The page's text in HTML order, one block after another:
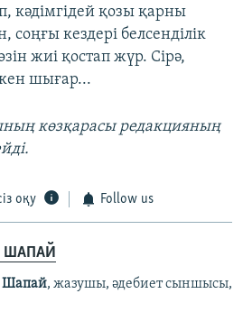
кәдімгідей қозы қарны
кездері белсенділік
жиі қостап жүр. Сірә,
шығар...
көзқарасы редакцияның
оқу Follow us
ШАПАЙ
Шапай, жазушы, әдебиет сыншысы,